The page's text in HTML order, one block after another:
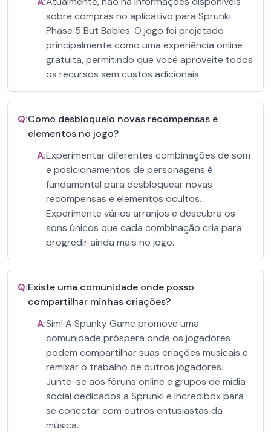
sobre compras no aplicativo para Sprunki
Phase 5 But Babies. O jogo foi projetado
principalmente como uma experiência online
gratuita, permitindo que você aproveite todos
os recursos sem custos adicionais.
Q:Como desbloqueio novas recompensas e
elementos no jogo?
A:Experimentar diferentes combinações de som
e posicionamentos de personagens é
fundamental para desbloquear novas
recompensas e elementos ocultos.
Experimente vários arranjos e descubra os
sons únicos que cada combinação cria para
progredir ainda mais no jogo.
Q:Existe uma comunidade onde posso
compartilhar minhas criações?
A:Sim! A Spunky Game promove uma
comunidade próspera onde os jogadores
podem compartilhar suas criações musicais e
remixar o trabalho de outros jogadores.
Junte-se aos fóruns online e grupos de mídia
social dedicados a Sprunki e Incredibox para
se conectar com outros entusiastas da
música.